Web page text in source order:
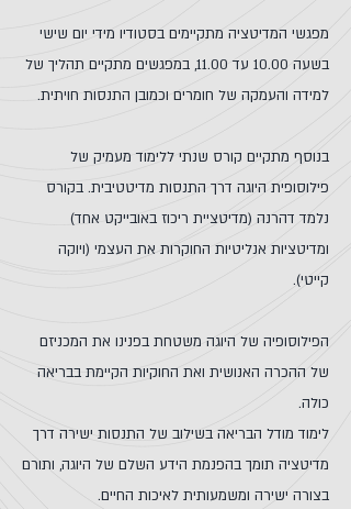
מפגשי המדיטציה מתקיימים בסטודיו מידי יום שישי
בשעה 10.00 עד 11.00, במפגשים מתקיים תהליך של
למידה והעמקה של חומרים וכמובן התנסות חויתית.
בנוסף מתקיים קורס שנתי ללימוד מעמיק של
פילוסופית היוגה דרך התנסות מדיטטיבית. בקורס
נלמד דהרנה (מדיטציית ריכוז באובייקט אחד)
ומדיטציות אנליטיות החוקרות את העצמי (ויוקה
קייטי).
הפילוסופיה של היוגה משטחת בפנינו את המכניזם
של ההכרה האנושית ואת החוקיות הקיימת בבריאה
כולה.
לימוד מודל הבריאה בשילוב של התנסות ישירה דרך
מדיטציה תומך בהפנמת הידע השלם של היוגה, ותורם
בצורה ישירה ומשמעותית לאיכות החיים.